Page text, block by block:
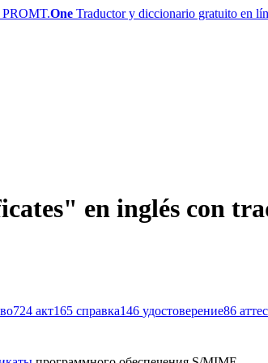
PROMT.One Traductor y diccionario gratuito en
en inglés con
724 акт165 справка146 удостоверение86